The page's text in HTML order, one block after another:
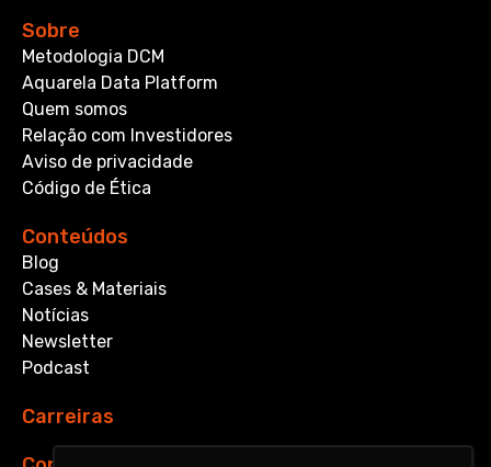
Sobre
Metodologia DCM
Aquarela Data Platform
Quem somos
Relação com Investidores
Aviso de privacidade
Código de Ética
Conteúdos
Blog
Cases & Materiais
Notícias
Newsletter
Podcast
Carreiras